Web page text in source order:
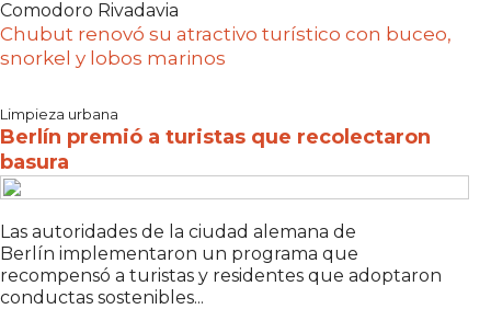
Comodoro Rivadavia
Chubut renovó su atractivo turístico con buceo,
snorkel y lobos marinos
Limpieza urbana
Berlín premió a turistas que recolectaron
basura
Las autoridades de la ciudad alemana de
Berlín implementaron un programa que
recompensó a turistas y residentes que adoptaron
conductas sostenibles...